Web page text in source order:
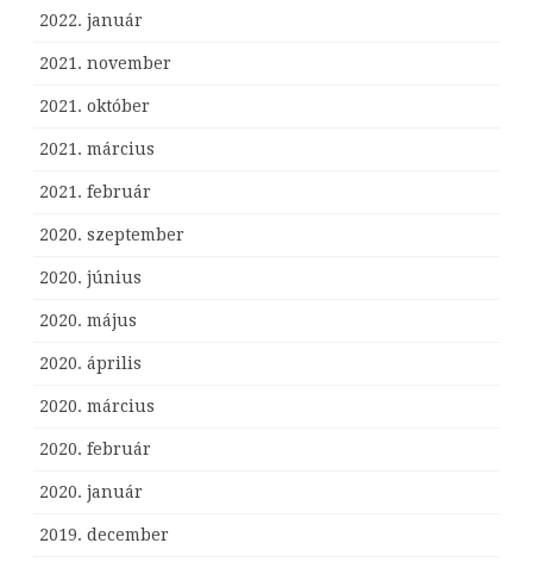
2022. január
2021. november
2021. október
2021. március
2021. február
2020. szeptember
2020. június
2020. május
2020. április
2020. március
2020. február
2020. január
2019. december